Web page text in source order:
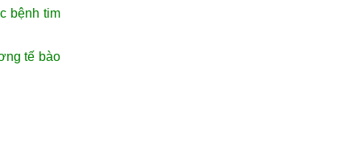
bệnh tim
tế bào